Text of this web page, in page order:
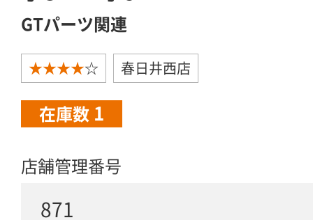
GTパーツ関連
★★★★☆ 春日井西店
在庫数 1
店舗管理番号
871